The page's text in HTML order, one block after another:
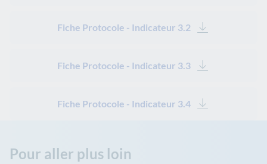
Fiche Protocole - Indicateur 3.2
Fiche Protocole - Indicateur 3.3
Fiche Protocole - Indicateur 3.4
Pour aller plus loin